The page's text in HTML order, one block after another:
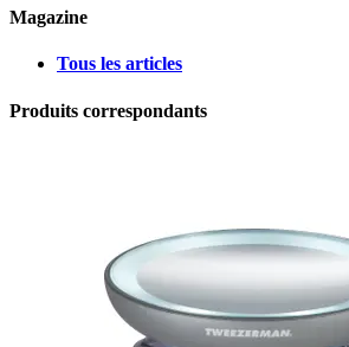
Magazine
Tous les articles
Produits correspondants